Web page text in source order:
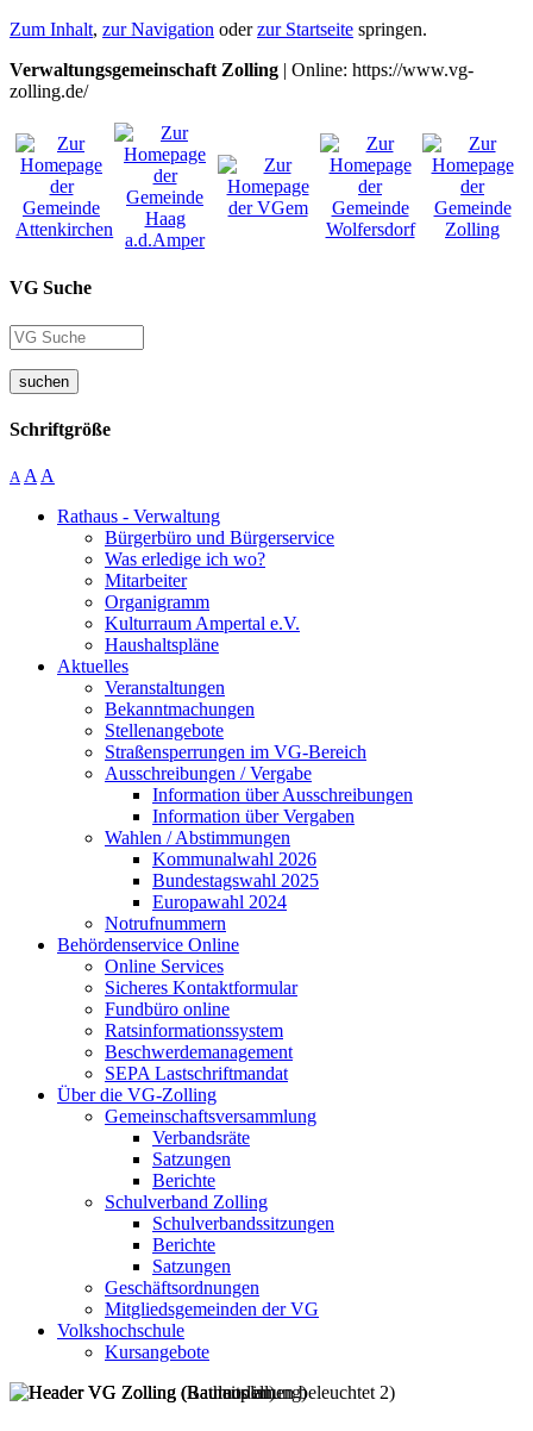
Zum Inhalt, zur Navigation oderzur Startseite springen.
Verwaltungsgemeinschaft Zolling | Online: https://www.vg-
zolling.de/
VG Suche
suchen
Schriftgröße
A A A
Rathaus - Verwaltung
Bürgerbüro und Bürgerservice
Was erledige ich wo?
Mitarbeiter
Organigramm
Kulturraum Ampertal e.V.
Haushaltspläne
Aktuelles
Veranstaltungen
Bekanntmachungen
Stellenangebote
Straßensperrungen im VG-Bereich
Ausschreibungen / Vergabe
Information über Ausschreibungen
Information über Vergaben
Wahlen / Abstimmungen
Kommunalwahl 2026
Bundestagswahl 2025
Europawahl 2024
Notrufnummern
Behördenservice Online
Online Services
Sicheres Kontaktformular
Fundbüro online
Ratsinformationssystem
Beschwerdemanagement
SEPA Lastschriftmandat
Über die VG-Zolling
Gemeinschaftsversammlung
Verbandsräte
Satzungen
Berichte
Schulverband Zolling
Schulverbandssitzungen
Berichte
Satzungen
Geschäftsordnungen
Mitgliedsgemeinden der VG
Volkshochschule
Kursangebote